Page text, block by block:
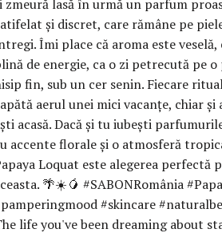
life you've been dreaming about